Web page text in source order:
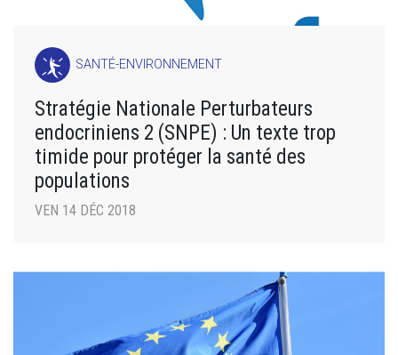
SANTÉ-ENVIRONNEMENT
Stratégie Nationale Perturbateurs
endocriniens 2 (SNPE) : Un texte trop
timide pour protéger la santé des
populations
VEN 14 DÉC 2018